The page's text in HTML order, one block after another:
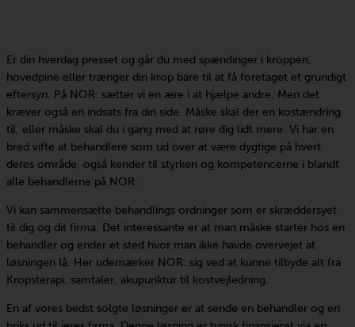
Er din hverdag presset og går du med spændinger i kroppen,
hovedpine eller trænger din krop bare til at få foretaget et grundigt
eftersyn. På NOR: sætter vi en ære i at hjælpe andre. Men det
kræver også en indsats fra din side. Måske skal der en kostændring
til, eller måske skal du i gang med at røre dig lidt mere. Vi har en
bred vifte at behandlere som ud over at være dygtige på hvert
deres område, også kender til styrken og kompetencerne i blandt
alle behandlerne på NOR:
Vi kan sammensætte behandlings ordninger som er skræddersyet
til dig og dit firma. Det interessante er at man måske starter hos en
behandler og ender et sted hvor man ikke havde overvejet at
løsningen lå. Her udemærker NOR: sig ved at kunne tilbyde alt fra
Kropsterapi, samtaler, akupunktur til kostvejledning.
En af vores bedst solgte løsninger er at sende en behandler og en